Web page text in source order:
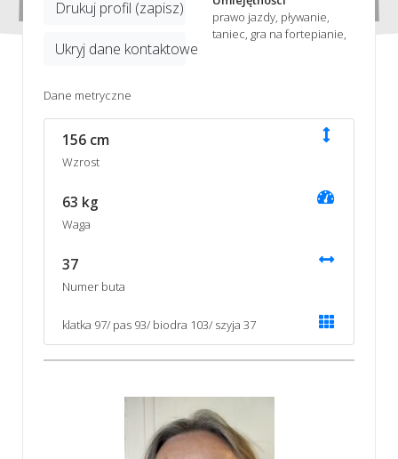
Drukuj profil (zapisz)
Ukryj dane kontaktowe
prawo jazdy, pływanie,
taniec, gra na fortepianie,
Dane metryczne
156 cm
Wzrost
63 kg
Waga
37
Numer buta
klatka 97/ pas 93/ biodra 103/ szyja 37